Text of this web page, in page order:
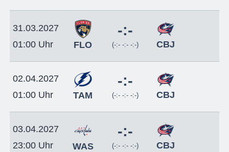
31.03.2027
01:00 Uhr
FLO
-:-
(-:- -:- -:-) CBJ
02.04.2027
01:00 Uhr
TAM
-:-
(-:- -:- -:-) CBJ
03.04.2027
23:00 Uhr
WAS
-:-
(-:- -:- -:-) CBJ